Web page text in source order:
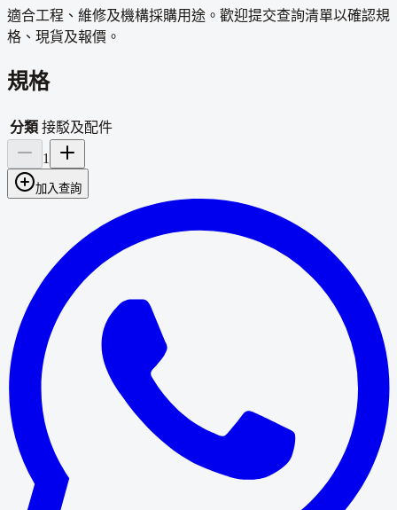
適合工程、維修及機構採購用途。歡迎提交查詢清單以確認規
格、現貨及報價。
規格
分類 接駁及配件
1
加入查詢